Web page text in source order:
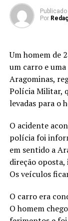
Publicado
Por
Um homem de
um carro e
Aragominas,
Polícia Militar,
levadas para o
O acidente
polícia foi
em sentido a
direção
Os veículos
O carro era
O homem